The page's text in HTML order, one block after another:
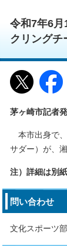
令和7年6
クリングチ
茅ヶ崎市記者
本市出身で、
サダー）が、
注）詳細は別
問い合わせ
文化スポーツ